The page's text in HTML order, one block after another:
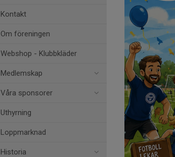
Kontakt
Om föreningen
Webshop - Klubbkläder
Medlemskap
Våra sponsorer
Uthyrning
Loppmarknad
Historia